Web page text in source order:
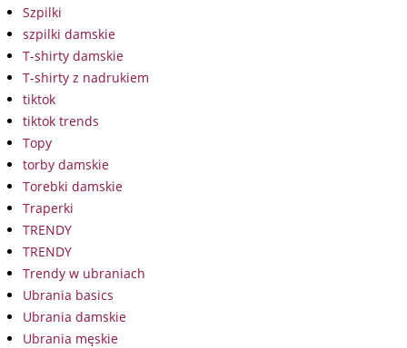
Szpilki
szpilki damskie
T-shirty damskie
T-shirty z nadrukiem
tiktok
tiktok trends
Topy
torby damskie
Torebki damskie
Traperki
TRENDY
TRENDY
Trendy w ubraniach
Ubrania basics
Ubrania damskie
Ubrania męskie